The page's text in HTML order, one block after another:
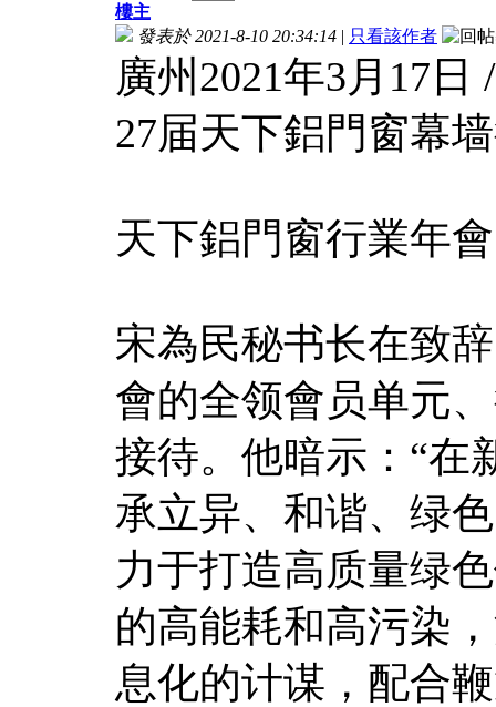
樓主
發表於 2021-8-10 20:34:14 | 只看該作者
廣州2021年3月17
27届天下鋁門窗幕
天下鋁門窗行業年會
宋為民秘书长在致
會的全领會员单元
接待。他暗示：“在
承立异、和谐、绿
力于打造高质量绿
的高能耗和高污染
息化的计谋，配合